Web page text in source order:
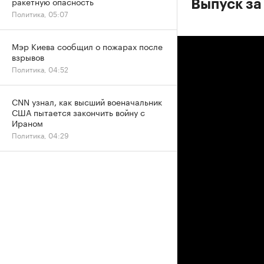
Выпуск
Политика, 05:07
Мэр Киева сообщил о пожарах после
взрывов
Политика, 04:52
CNN узнал, как высший военачальник
США пытается закончить войну с
Ираном
Политика, 04:29